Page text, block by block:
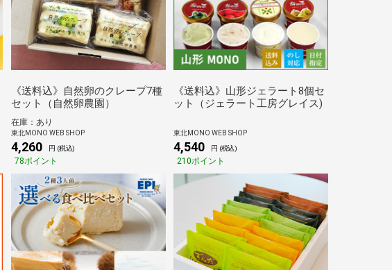
《送料込》自然卵のクレープ7種
セット（自然卵農園）
在庫：あり
東北MONO WEB SHOP
4,260 円 (税込)
78ポイント
《送料込》山形ジェラート8個セ
ット（ジェラート工房グレイス)
東北MONO WEB SHOP
4,540 円 (税込)
210ポイント